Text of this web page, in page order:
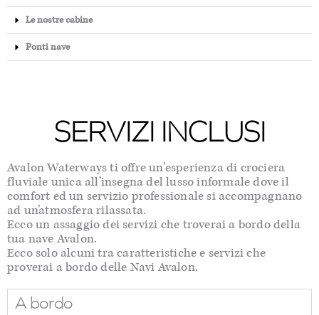
Le nostre cabine
Ponti nave
SERVIZI INCLUSI
Avalon Waterways ti offre un’esperienza di crociera
fluviale unica all’insegna del lusso informale dove il
comfort ed un servizio professionale si accompagnano
ad un’atmosfera rilassata.
Ecco un assaggio dei servizi che troverai a bordo della
tua nave Avalon.
Ecco solo alcuni tra caratteristiche e servizi che
proverai a bordo delle Navi Avalon.
A bordo